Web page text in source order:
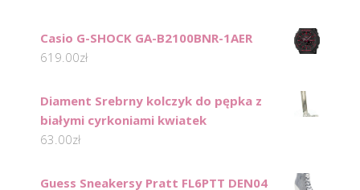
Casio G-SHOCK GA-B2100BNR-1AER
619.00zł
Diament Srebrny kolczyk do pępka z
białymi cyrkoniami kwiatek
63.00zł
Guess Sneakersy Pratt FL6PTT DEN04